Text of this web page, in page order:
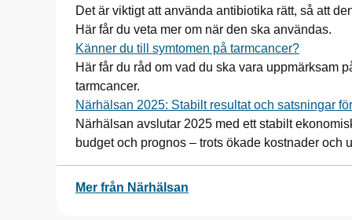
Det är viktigt att använda antibiotika rätt, så att
Här får du veta mer om när den ska användas.
Känner du till symtomen på tarmcancer?
Här får du råd om vad du ska vara uppmärksam
tarmcancer.
Närhälsan 2025: Stabilt resultat och satsningar
Närhälsan avslutar 2025 med ett stabilt
budget och prognos – trots ökade kostnader och
Mer från Närhälsan